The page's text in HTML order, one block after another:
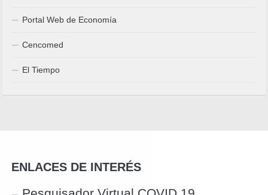
Portal Web de Economía
Cencomed
El Tiempo
ENLACES DE INTERÉS